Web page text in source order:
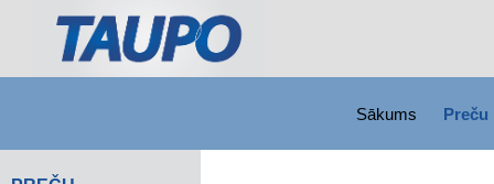
Sākums Preču